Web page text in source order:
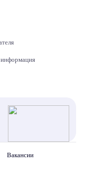
Вакансии